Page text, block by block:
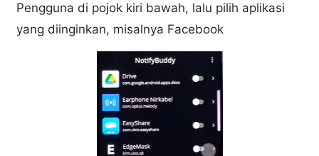
Pengguna di pojok kiri bawah, lalu pilih aplikasi
yang diinginkan, misalnya Facebook